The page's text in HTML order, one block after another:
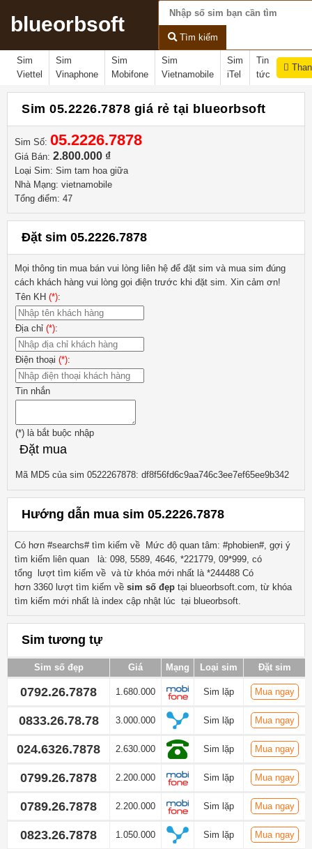
blueorbsoft
Tìm kiếm
Sim
Viettel
Sim
Vinaphone
Sim
Mobifone
Sim
Vietnamobile
Sim
iTel
Tin
tức
Sim 05.2226.7878 giá rẻ tại blueorbsoft
Sim Số: 05.2226.7878
Giá Bán: 2.800.000 ₫
Loại Sim: Sim tam hoa giữa
Nhà Mạng: vietnamobile
Tổng điểm: 47
Đặt sim 05.2226.7878
Mọi thông tin mua bán vui lòng liên hệ để đặt sim và mua sim đúng
cách khách hàng vui lòng gọi điện trước khi đặt sim. Xin cảm ơn!
Tên KH (*):
Địa chỉ (*):
Điện thoại (*):
Tin nhắn
(*) là bắt buộc nhập
Đặt mua
Mã MD5 của sim 0522267878: df8f56fd6c9aa746c3ee7ef65ee9b342
Hướng dẫn mua sim 05.2226.7878
Có hơn #searchs# tìm kiếm về
Mức độ quan tâm: #phobien#, gợi ý
tìm kiếm liên quan
là: 098, 5589, 4646, *221779, 09*999, có
tổng lượt tìm kiếm về và từ khóa mới nhất là *244488 Có
hơn 3360 lượt tìm kiếm về sim số đẹp tại blueorbsoft.com, từ khóa
tìm kiếm mới nhất là index cập nhật lúc tại blueorbsoft.
Sim tương tự
Sim số đẹp Giá Mạng Loại sim Đặt sim
0792.26.7878 1.680.000 Sim lặp Mua ngay
0833.26.78.78 3.000.000 Sim lặp Mua ngay
024.6326.7878 2.630.000 Sim lặp Mua ngay
0799.26.7878 2.200.000 Sim lặp Mua ngay
0789.26.7878 2.200.000 Sim lặp Mua ngay
0823.26.7878 1.050.000 Sim lặp Mua ngay